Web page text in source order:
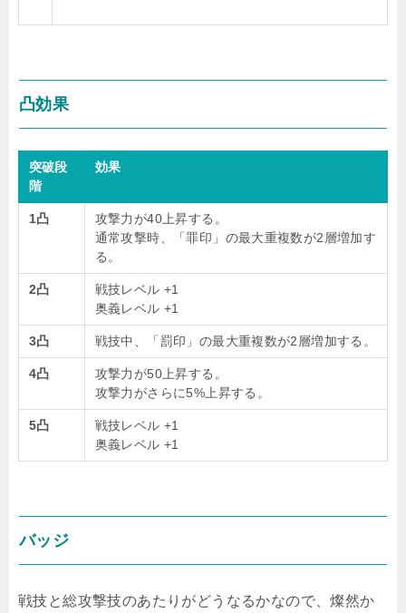
凸効果
突破段
階
効果
1凸
攻撃力が40上昇する。
通常攻撃時、「罪印」の最大重複数が2層増加す
る。
2凸
戦技レベル +1
奥義レベル +1
3凸 戦技中、「罰印」の最大重複数が2層増加する。
4凸
攻撃力が50上昇する。
攻撃力がさらに5%上昇する。
5凸
戦技レベル +1
奥義レベル +1
バッジ
戦技と総攻撃技のあたりがどうなるかなので、燦然か